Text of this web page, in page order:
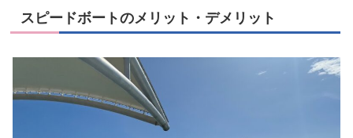
スピードボートのメリット・デメリット